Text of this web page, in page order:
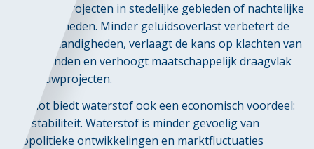
belang bij projecten in stedelijke gebieden of nachtelijke
werkzaamheden. Minder geluidsoverlast verbetert de
werkomstandigheden, verlaagt de kans op klachten van
omwonenden en verhoogt maatschappelijk draagvlak
van bouwprojecten.
Tot slot biedt waterstof ook een economisch voordeel:
prijsstabiliteit. Waterstof is minder gevoelig van
geopolitieke ontwikkelingen en marktfluctuaties